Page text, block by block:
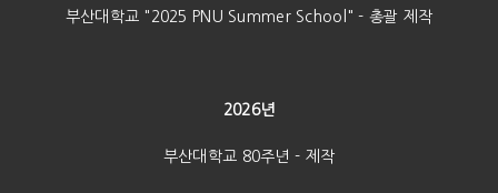
부산대학교 "2025 PNU Summer School" - 총괄 제작
2026년
부산대학교 80주년 - 제작